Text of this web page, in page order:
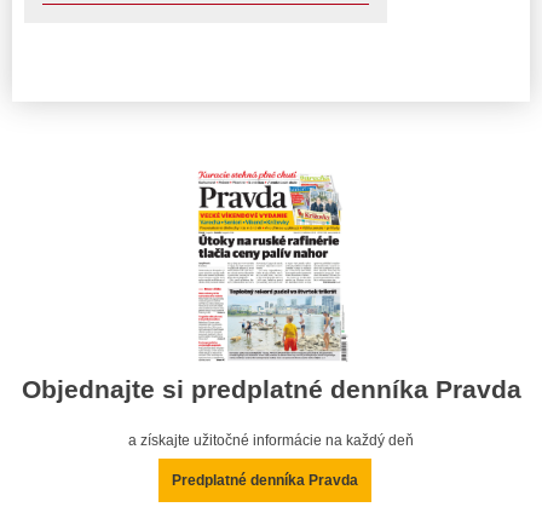
Objednajte si predplatné denníka Pravda
a získajte užitočné informácie na každý deň
Predplatné denníka Pravda